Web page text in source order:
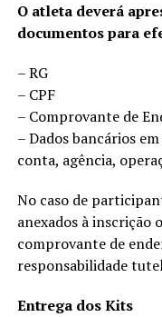
O atleta deverá
documentos para
– RG
– CPF
– Comprovante de
– Dados bancários
conta, agência,
No caso de
anexados à inscrição
comprovante de
responsabilidade
Entrega dos Kits